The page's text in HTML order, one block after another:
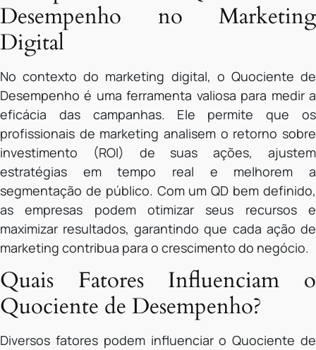
Desempenho no Marketing
Digital
No contexto do marketing digital, o Quociente de
Desempenho é uma ferramenta valiosa para medir a
eficácia das campanhas. Ele permite que os
profissionais de marketing analisem o retorno sobre
investimento (ROI) de suas ações, ajustem
estratégias em tempo real e melhorem a
segmentação de público. Com um QD bem definido,
as empresas podem otimizar seus recursos e
maximizar resultados, garantindo que cada ação de
marketing contribua para o crescimento do negócio.
Quais Fatores Influenciam o
Quociente de Desempenho?
Diversos fatores podem influenciar o Quociente de